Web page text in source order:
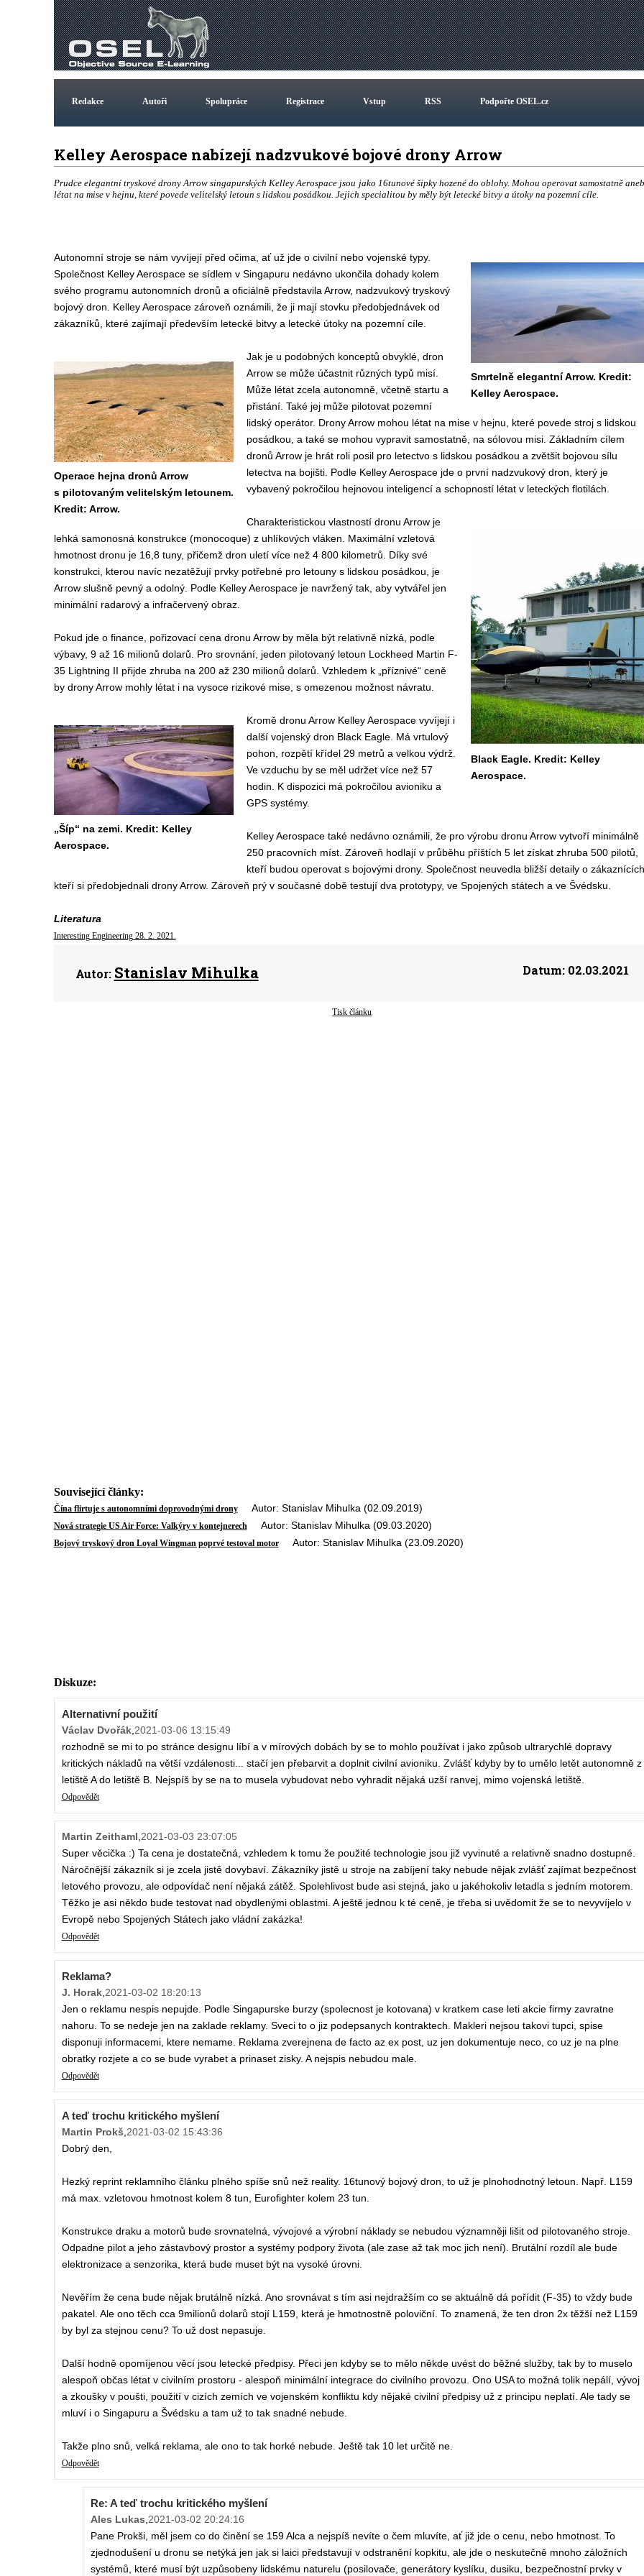
Redakce Autoři Spolupráce Registrace Vstup RSS Podpořte OSEL.cz
Kelley Aerospace nabízejí nadzvukové bojové drony Arrow
Prudce elegantní tryskové drony Arrow singapurských Kelley Aerospace jsou jako 16tunové šipky hozené do oblohy. Mohou operovat samostatně
létat na mise v hejnu, které povede velitelský letoun s lidskou posádkou. Jejich specialitou by měly být letecké bitvy a útoky na pozemní cíle.
Smrtelně elegantní Arrow. Kredit:
Kelley Aerospace.
Autonomní stroje se nám vyvíjejí před očima, ať už jde o civilní nebo vojenské typy.
Společnost Kelley Aerospace se sídlem v Singapuru nedávno ukončila dohady kolem
svého programu autonomních dronů a oficiálně představila Arrow, nadzvukový tryskový
bojový dron. Kelley Aerospace zároveň oznámili, že ji mají stovku předobjednávek od
zákazníků, které zajímají především letecké bitvy a letecké útoky na pozemní cíle.
Operace hejna dronů Arrow
s pilotovaným velitelským letounem.
Kredit: Arrow.
Jak je u podobných konceptů obvyklé, dron
Arrow se může účastnit různých typů misí.
Může létat zcela autonomně, včetně startu a
přistání. Také jej může pilotovat pozemní
lidský operátor. Drony Arrow mohou létat na mise v hejnu, které povede stroj s lidskou
posádkou, a také se mohou vypravit samostatně, na sólovou misi. Základním cílem
dronů Arrow je hrát roli posil pro letectvo s lidskou posádkou a zvětšit bojovou sílu
letectva na bojišti. Podle Kelley Aerospace jde o první nadzvukový dron, který je
vybavený pokročilou hejnovou inteligencí a schopností létat v leteckých flotilách.
Black Eagle. Kredit: Kelley
Aerospace.
Charakteristickou vlastností dronu Arrow je
lehká samonosná konstrukce (monocoque) z uhlíkových vláken. Maximální vzletová
hmotnost dronu je 16,8 tuny, přičemž dron uletí více než 4 800 kilometrů. Díky své
konstrukci, kterou navíc nezatěžují prvky potřebné pro letouny s lidskou posádkou, je
Arrow slušně pevný a odolný. Podle Kelley Aerospace je navržený tak, aby vytvářel jen
minimální radarový a infračervený obraz.
Pokud jde o finance, pořizovací cena dronu Arrow by měla být relativně nízká, podle
výbavy, 9 až 16 milionů dolarů. Pro srovnání, jeden pilotovaný letoun Lockheed Martin F-
35 Lightning II přijde zhruba na 200 až 230 milionů dolarů. Vzhledem k „příznivé“ ceně
by drony Arrow mohly létat i na vysoce rizikové mise, s omezenou možnost návratu.
„Šíp“ na zemi. Kredit: Kelley
Aerospace.
Kromě dronu Arrow Kelley Aerospace vyvíjejí i
další vojenský dron Black Eagle. Má vrtulový
pohon, rozpětí křídel 29 metrů a velkou výdrž.
Ve vzduchu by se měl udržet více než 57
hodin. K dispozici má pokročilou avioniku a
GPS systémy.
Kelley Aerospace také nedávno oznámili, že pro výrobu dronu Arrow vytvoří minimálně
250 pracovních míst. Zároveň hodlají v průběhu příštích 5 let získat zhruba 500 pilotů,
kteří budou operovat s bojovými drony. Společnost neuvedla bližší detaily o
kteří si předobjednali drony Arrow. Zároveň prý v současné době testují dva prototypy, ve Spojených státech a ve Švédsku.
Literatura
Interesting Engineering 28. 2. 2021.
Autor: Stanislav Mihulka Datum:02.03.2021
Tisk článku
Související články:
Čína flirtuje s autonomními doprovodnými dronyAutor: Stanislav Mihulka (02.09.2019)
Nová strategie US Air Force: Valkýry v kontejnerech Autor: Stanislav Mihulka (09.03.2020)
Bojový tryskový dron Loyal Wingman poprvé testoval motorAutor: Stanislav Mihulka (23.09.2020)
Diskuze:
Alternativní použití
Václav Dvořák,2021-03-06 13:15:49
rozhodně se mi to po stránce designu líbí a v mírových dobách by se to mohlo používat i jako způsob ultrarychlé dopravy
kritických nákladů na větší vzdálenosti... stačí jen přebarvit a doplnit civilní avioniku. Zvlášť kdyby by to umělo letět autonomně z
letiště A do letiště B. Nejspíš by se na to musela vybudovat nebo vyhradit nějaká uzší ranvej, mimo vojenská letiště.
Odpovědět
Martin Zeithaml,2021-03-03 23:07:05
Super věcička :) Ta cena je dostatečná, vzhledem k tomu že použité technologie jsou již vyvinuté a relativně snadno dostupné.
Náročnější zákazník si je zcela jistě dovybaví. Zákazníky jistě u stroje na zabíjení taky nebude nějak zvlášť zajímat bezpečnost
letového provozu, ale odpovídač není nějaká zátěž. Spolehlivost bude asi stejná, jako u jakéhokoliv letadla s jedním motorem.
Těžko je asi někdo bude testovat nad obydlenými oblastmi. A ještě jednou k té ceně, je třeba si uvědomit že se to nevyvíjelo v
Evropě nebo Spojených Státech jako vládní zakázka!
Odpovědět
Reklama?
J. Horak,2021-03-02 18:20:13
Jen o reklamu nespis nepujde. Podle Singapurske burzy (spolecnost je kotovana) v kratkem case leti akcie firmy zavratne
nahoru. To se nedeje jen na zaklade reklamy. Sveci to o jiz podepsanych kontraktech. Makleri nejsou takovi tupci, spise
disponuji informacemi, ktere nemame. Reklama zverejnena de facto az ex post, uz jen dokumentuje neco, co uz je na plne
obratky rozjete a co se bude vyrabet a prinaset zisky. A nejspis nebudou male.
Odpovědět
A teď trochu kritického myšlení
Martin Prokš,2021-03-02 15:43:36
Dobrý den,
Hezký reprint reklamního článku plného spíše snů než reality. 16tunový bojový dron, to už je plnohodnotný letoun. Např. L159
má max. vzletovou hmotnost kolem 8 tun, Eurofighter kolem 23 tun.
Konstrukce draku a motorů bude srovnatelná, vývojové a výrobní náklady se nebudou významněji lišit od pilotovaného stroje.
Odpadne pilot a jeho zástavbový prostor a systémy podpory života (ale zase až tak moc jich není). Brutální rozdíl ale bude
elektronizace a senzorika, která bude muset být na vysoké úrovni.
Nevěřím že cena bude nějak brutálně nízká. Ano srovnávat s tím asi nejdražším co se aktuálně dá pořídit (F-35) to vždy bude
pakatel. Ale ono těch cca 9milionů dolarů stojí L159, která je hmotnostně poloviční. To znamená, že ten dron 2x těžší než L159
by byl za stejnou cenu? To už dost nepasuje.
Další hodně opomíjenou věcí jsou letecké předpisy. Přeci jen kdyby se to mělo někde uvést do běžné služby, tak by to muselo
alespoň občas létat v civilním prostoru - alespoň minimální integrace do civilního provozu. Ono USA to možná tolik nepálí, vývoj
a zkoušky v poušti, použití v cizích zemích ve vojenském konfliktu kdy nějaké civilní předpisy už z principu neplatí. Ale tady se
mluví i o Singapuru a Švédsku a tam už to tak snadné nebude.
Takže plno snů, velká reklama, ale ono to tak horké nebude. Ještě tak 10 let určitě ne.
Odpovědět
Re: A teď trochu kritického myšlení
Ales Lukas,2021-03-02 20:24:16
Pane Prokši, měl jsem co do činění se 159 Alca a nejspíš nevíte o čem mluvíte, ať již jde o cenu, nebo hmotnost. To
zjednodušení u dronu se netýká jen jak si laici představují v odstranění kopkitu, ale jde o neskutečně mnoho záložních
systémů, které musí být uzpůsobeny lidskému naturelu (posilovače, generátory kyslíku, dusiku, bezpečnostní prvky v